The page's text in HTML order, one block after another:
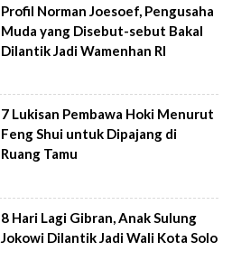
Profil Norman Joesoef, Pengusaha
Muda yang Disebut-sebut Bakal
Dilantik Jadi Wamenhan RI
7 Lukisan Pembawa Hoki Menurut
Feng Shui untuk Dipajang di
Ruang Tamu
8 Hari Lagi Gibran, Anak Sulung
Jokowi Dilantik Jadi Wali Kota Solo